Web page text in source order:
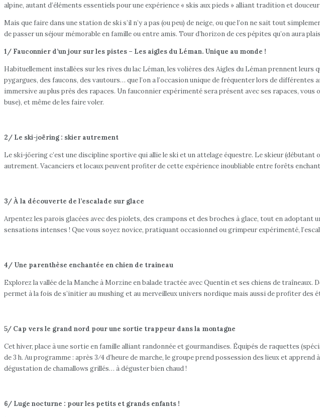
alpine, autant d’éléments essentiels pour une expérience « skis aux pieds » alliant tradition et
Mais que faire dans une station de ski s’il n’y a pas (ou peu) de neige, ou que l’on ne sait tout
de passer un séjour mémorable en famille ou entre amis. Tour d’horizon de ces pépites qu’on aura
1/ Fauconnier d’un jour sur les pistes – Les aigles du Léman. Unique au monde !
Habituellement installées sur les rives du lac Léman, les volières des Aigles du Léman prennent
pygargues, des faucons, des vautours… que l’on a l’occasion unique de fréquenter lors de
immersive au plus près des rapaces. Un fauconnier expérimenté sera présent avec ses rapaces,
buse), et même de les faire voler.
2/ Le ski-joëring : skier autrement
Le ski-jöering c’est une discipline sportive qui allie le ski et un attelage équestre. Le skieur
autrement. Vacanciers et locaux peuvent profiter de cette expérience inoubliable entre forêts
3/ À la découverte de l’escalade sur glace
Arpentez les parois glacées avec des piolets, des crampons et des broches à glace, tout en
sensations intenses ! Que vous soyez novice, pratiquant occasionnel ou grimpeur expérimenté,
4/ Une parenthèse enchantée en chien de traineau
Explorez la vallée de la Manche à Morzine en balade tractée avec Quentin et ses chiens de
permet à la fois de s’initier au mushing et au merveilleux univers nordique mais aussi de profiter des
5/ Cap vers le grand nord pour une sortie trappeur dans la montagne
Cet hiver, place à une sortie en famille alliant randonnée et gourmandises. Équipés de raquettes
de 3 h. Au programme : après 3⁄4 d’heure de marche, le groupe prend possession des lieux et
dégustation de chamallows grillés… à déguster bien chaud !
6/ Luge nocturne : pour les petits et grands enfants !